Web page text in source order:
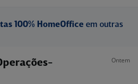
100% HomeOffice em outras
Ontem